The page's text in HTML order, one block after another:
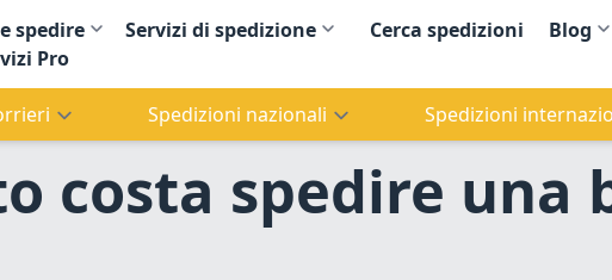
spedire Servizi di spedizione Cerca spedizioni Blog
Pro
Spedizioni nazionali Spedizioni
costa spedire una